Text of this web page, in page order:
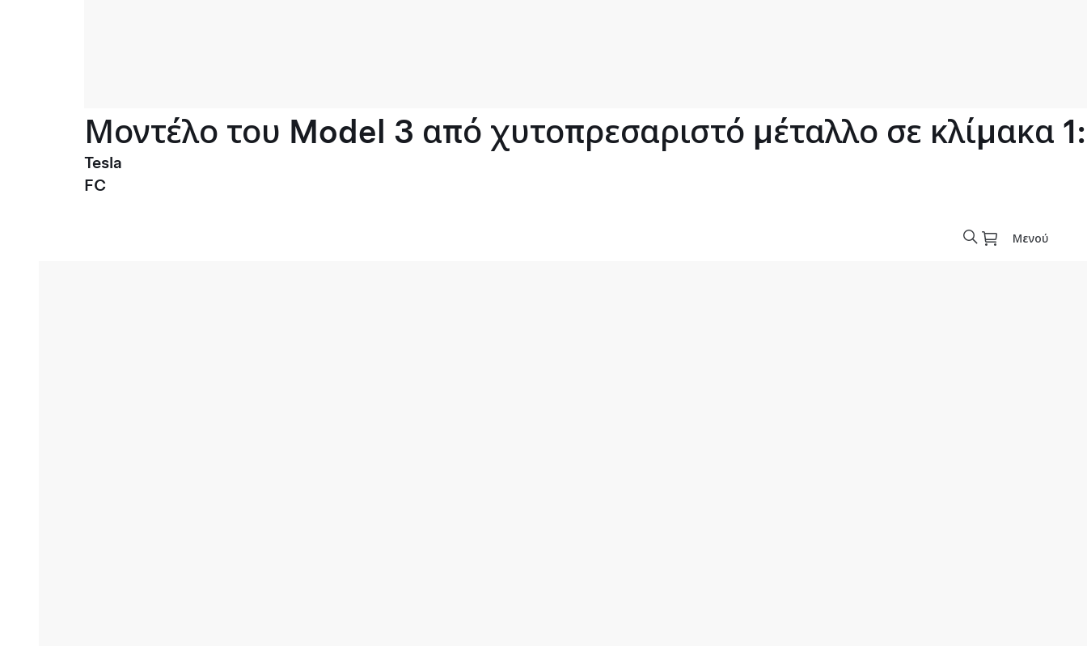
Μοντέλο του Model 3 από χυτοπρεσαριστό μέταλλο σε κλίμακα
Tesla
FC
Μενού